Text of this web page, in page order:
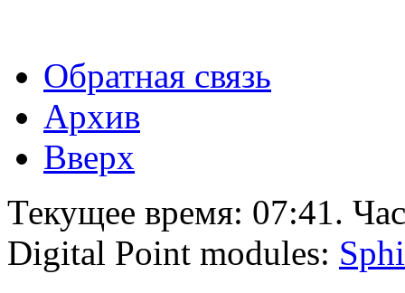
Обратная связь
Архив
Вверх
Текущее время: 07:41.
Digital Point modules: